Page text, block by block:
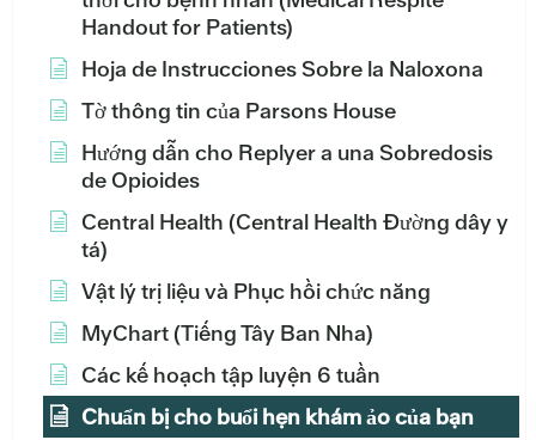
Handout for Patients)
Hoja de Instrucciones Sobre la Naloxona
Tờ thông tin của Parsons House
Hướng dẫn cho Replyer a una Sobredosis
de Opioides
Central Health (Central Health Đường dây y
tá)
Vật lý trị liệu và Phục hồi chức năng
MyChart (Tiếng Tây Ban Nha)
Các kế hoạch tập luyện 6 tuần
Chuẩn bị cho buổi hẹn khám ảo của bạn